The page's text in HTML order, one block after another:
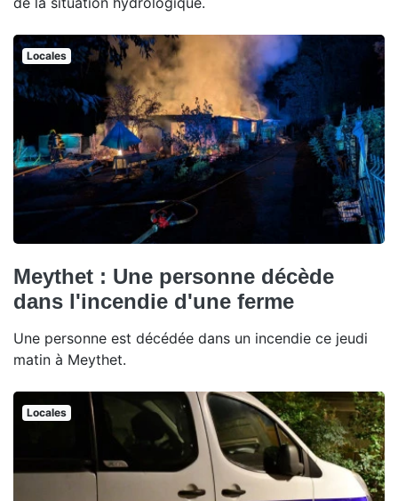
Locales
Meythet : Une personne décède
dans l'incendie d'une ferme
Une personne est décédée dans un incendie ce jeudi
matin à Meythet.
Locales